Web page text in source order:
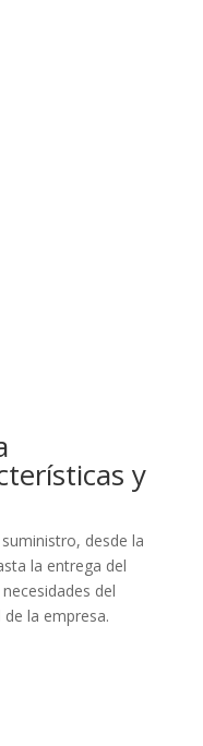
y
desde la
la entrega del
del
la empresa.